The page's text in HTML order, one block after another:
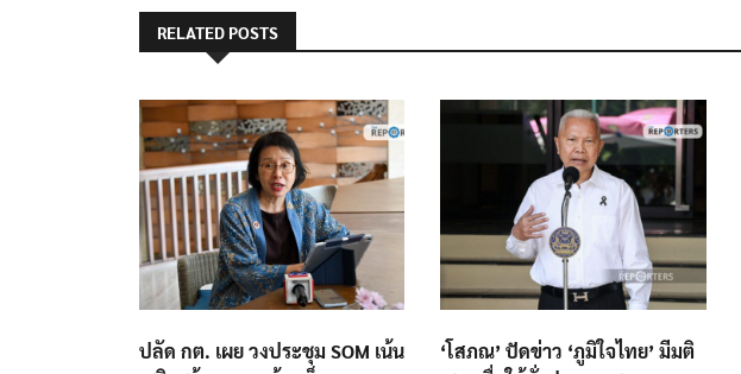
RELATED POSTS
ปลัด กต. เผย วงประชุม SOM เน้น
‘โสภณ’ ปัดข่าว ‘ภูมิใจไทย’ มีมติ